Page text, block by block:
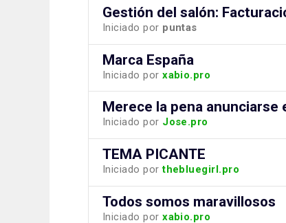
Gestión del salón:
Iniciado por puntas
Marca España
Iniciado porxabio.pro
Merece la pena anunciarse
Iniciado por Jose.pro
TEMA PICANTE
Iniciado porthebluegirl.pro
Todos somos maravillosos
Iniciado porxabio.pro